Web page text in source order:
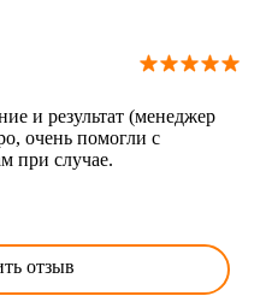
и результат (менеджер
очень помогли с
при случае.
отзыв